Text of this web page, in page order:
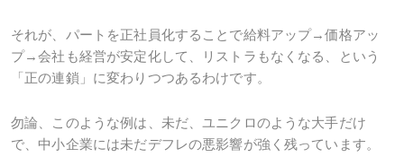
それが、パートを正社員化することで給料アップ→価格アッ
プ→会社も経営が安定化して、リストラもなくなる、という
「正の連鎖」に変わりつつあるわけです。
勿論、このような例は、未だ、ユニクロのような大手だけ
で、中小企業には未だデフレの悪影響が強く残っています。